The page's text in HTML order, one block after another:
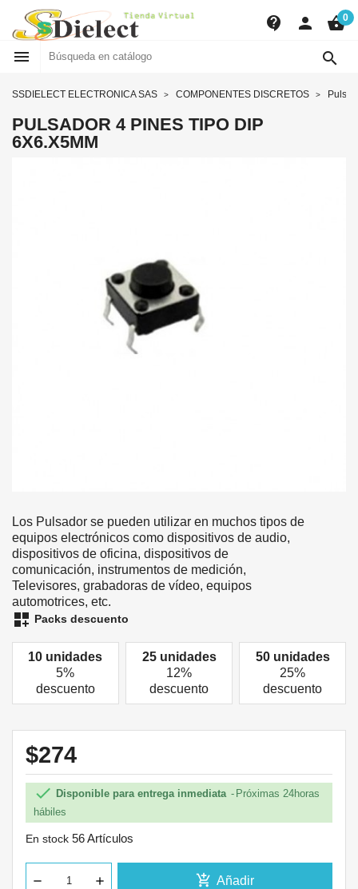
contact_support person shopping_basket0
 
SSDIELECT ELECTRONICA SAS COMPONENTES DISCRETOS
PULSADOR 4 PINES TIPO DIP
6X6.X5MM
Los Pulsador se pueden utilizar en muchos tipos de
equipos electrónicos como dispositivos de audio,
dispositivos de oficina, dispositivos de
comunicación, instrumentos de medición,
Televisores, grabadoras de vídeo, equipos
automotrices, etc.
dashboard_customize Packs descuento
10 unidades
5%
descuento
25 unidades
12%
descuento
50 unidades
25%
descuento
$274
 Disponible para entrega inmediata
Próximas 24horas
hábiles
En stock 56 Artículos
add_shopping_cart Añadir